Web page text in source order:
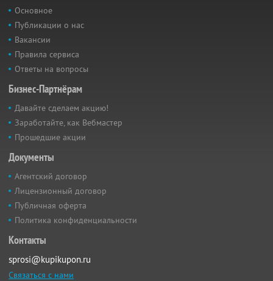
Основное
Публикации о нас
Вакансии
Правила сервиса
Ответы на вопросы
Бизнес-Партнёрам
Давайте сделаем акцию!
Заработайте, как Вебмастер
Прошедшие акции
Документы
Агентский договор
Лицензионный договор
Публичная оферта
Политика конфиденциальности
Контакты
sprosi@kupikupon.ru
Связаться с нами